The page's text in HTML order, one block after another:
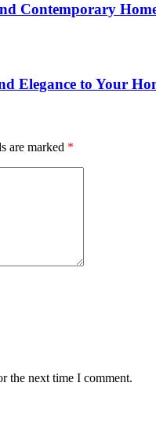
Contemporary
Elegance to Your
are marked *
the next time I comment.